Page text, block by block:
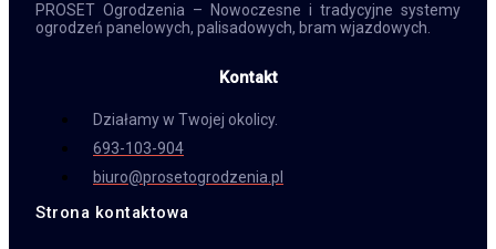
PROSET Ogrodzenia – Nowoczesne i tradycyjne systemy
ogrodzeń panelowych, palisadowych, bram wjazdowych.
Kontakt
Działamy w Twojej okolicy.
693-103-904
biuro@prosetogrodzenia.pl
Strona kontaktowa